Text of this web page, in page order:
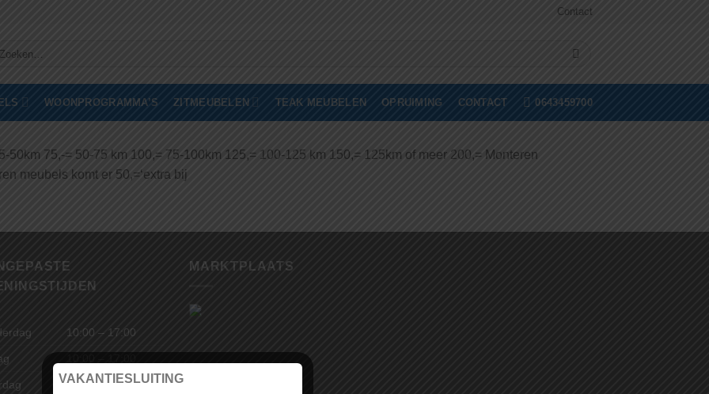
Contact
WOONPROGRAMMA’S ZITMEUBELEN TEAK MEUBELEN OPRUIMING CONTACT 0643459700
50km 75,-= 50-75 km 100,= 75-100km 125,= 100-125 km 150,= 125km of meer 200,= Monteren
meubels komt er 50,=‘extra bij
10:00 – 17:00
10:00 – 17:00
MARKTPLAATS
VAKANTIESLUITING